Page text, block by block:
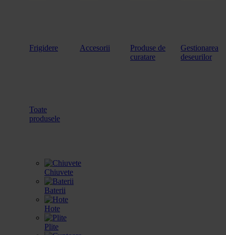
Frigidere Accesorii
Produse de
curatare
Gestionarea
deseurilor
Toate
produsele
Chiuvete
Baterii
Hote
Plite